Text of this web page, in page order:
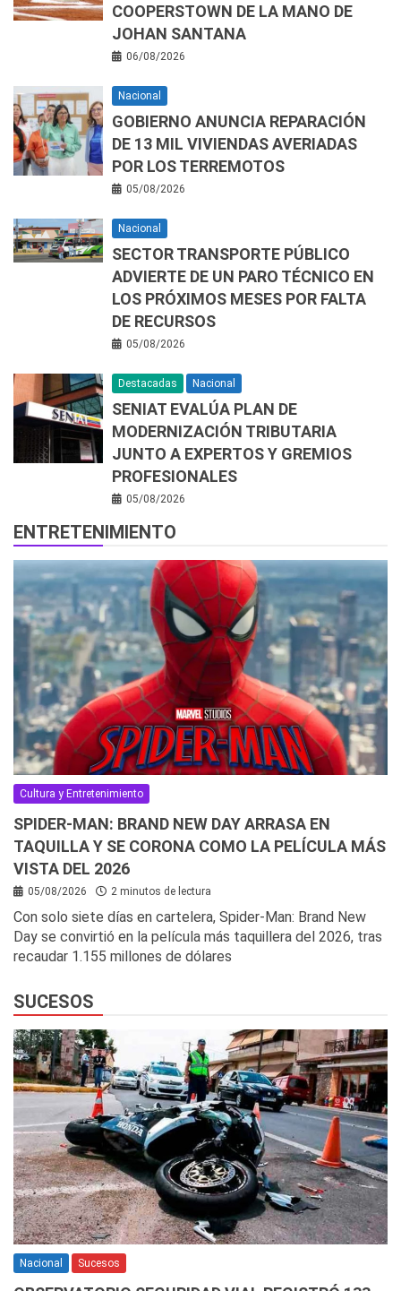
COOPERSTOWN DE LA MANO DE
JOHAN SANTANA
06/08/2026
Nacional
GOBIERNO ANUNCIA REPARACIÓN
DE 13 MIL VIVIENDAS AVERIADAS
POR LOS TERREMOTOS
05/08/2026
Nacional
SECTOR TRANSPORTE PÚBLICO
ADVIERTE DE UN PARO TÉCNICO EN
LOS PRÓXIMOS MESES POR FALTA
DE RECURSOS
05/08/2026
Destacadas Nacional
SENIAT EVALÚA PLAN DE
MODERNIZACIÓN TRIBUTARIA
JUNTO A EXPERTOS Y GREMIOS
PROFESIONALES
05/08/2026
ENTRETENIMIENTO
Cultura y Entretenimiento
SPIDER-MAN: BRAND NEW DAY ARRASA EN
TAQUILLA Y SE CORONA COMO LA PELÍCULA MÁS
VISTA DEL 2026
05/08/2026 2 minutos de lectura
Con solo siete días en cartelera, Spider-Man: Brand New
Day se convirtió en la película más taquillera del 2026, tras
recaudar 1.155 millones de dólares
SUCESOS
Nacional Sucesos